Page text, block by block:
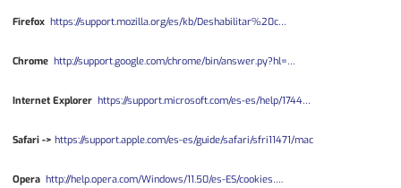
Firefox https://support.mozilla.org/es/kb/Deshabilitar%20c…
Chrome http://support.google.com/chrome/bin/answer.py?hl=…
Internet Explorer https://support.microsoft.com/es-es/help/1744…
Safari -> https://support.apple.com/es-es/guide/safari/sfri11471/mac
Opera http://help.opera.com/Windows/11.50/es-ES/cookies….